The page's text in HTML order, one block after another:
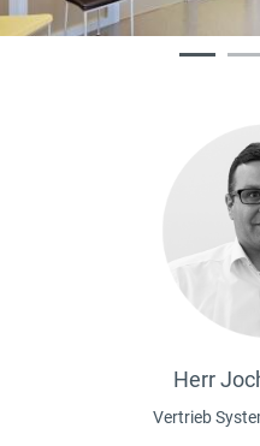
Herr
Vertrieb